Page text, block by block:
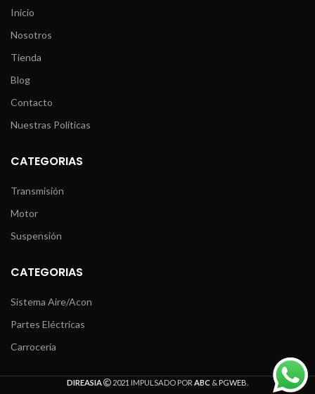
Inicio
Nosotros
Tienda
Blog
Contacto
Nuestras Políticas
CATEGORIAS
Transmisión
Motor
Suspensión
CATEGORIAS
Sistema Aire/Acon
Partes Eléctricas
Carrocería
DIREASIA 2021 IMPULSADO POR ABC &PGWEB